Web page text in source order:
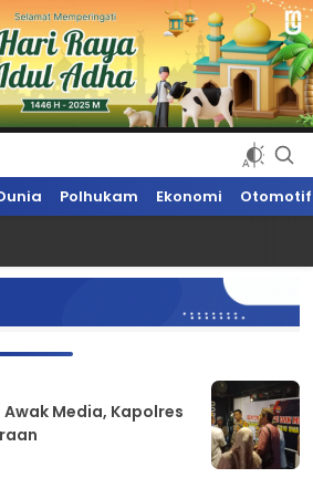
Hari Ini, Update Terkini, Suaranya Rakyat
Polhukam Ekonomi Otomotif
Media, Kapolres